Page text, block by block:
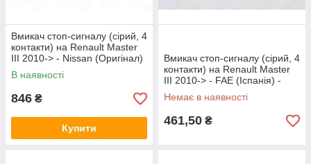
Вмикач стоп-сигналу (сірий, 4
контакти) на Renault Master
III 2010-> - Nissan (Оригінал)
- 25320-00Q0A
В наявності
846 ₴
Купити
Вмикач стоп-сигналу (сірий, 4
контакти) на Renault Master
III 2010-> - FAE (Іспанія) -
FAE24902
Немає в наявності
461,50 ₴